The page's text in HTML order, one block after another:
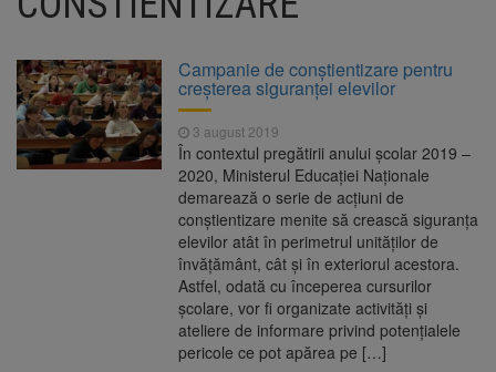
7 august 2026
Clădirile Duplex de lângă
7 august 2026
Platforma Belvedere de pe
Tâmpa intră în renovare. Contract de peste 1
milion de lei și termen de trei luni
Unul dintre cele mai mari
parcuri ale Brașovului va fi amenajat în
Bartolomeu-Avantgarden. Contractul a fost
Trafic blocat pe DN1E Brașov
– Poiana Brașov după un accident. Două
persoane primesc îngrijiri medicale
Campanie de conştientizare pentru
creşterea siguranţei elevilor
3 august 2019
În contextul pregătirii anului şcolar 2019 –
2020, Ministerul Educaţiei Naţionale
demarează o serie de acţiuni de
conştientizare menite să crească siguranţa
elevilor atât în perimetrul unităţilor de
învăţământ, cât şi în exteriorul acestora.
Astfel, odată cu începerea cursurilor
şcolare, vor fi organizate activităţi şi
ateliere de informare privind potenţialele
pericole ce pot apărea pe […]